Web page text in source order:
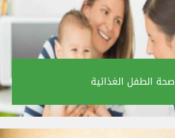
صحة الطفل الغذائية‎